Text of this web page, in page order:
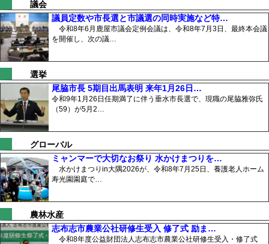
議会
議員定数や市長選と市議選の同時実施など特…
令和8年6月鹿屋市議会定例会議は、令和8年7月3日、最終本会議
を開催し、次の議…
選挙
尾脇市長 5期目出馬表明 来年1月26日…
令和9年1月26日任期満了に伴う垂水市長選で、現職の尾脇雅弥氏
（59）が5月2…
グローバル
ミャンマーで大切なお祭り 水かけまつりを…
水かけまつりin大隅2026が、令和8年7月25日、養護老人ホーム
寿光園園庭で…
農林水産
志布志市農業公社研修生受入 修了式 励ま…
令和8年度公益財団法人志布志市農業公社研修生受入・修了式